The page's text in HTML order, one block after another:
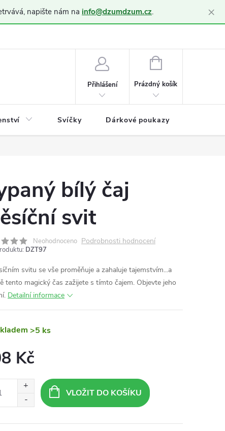
napište nám na info@dzumdzum.cz. ×
Přihlášení
NÁKUPNÍ
Prázdný košík
Svíčky Dárkové poukazy
bílý čaj
svit
Neohodnoceno Podrobnosti hodnocení
DZT97
svitu se vše proměňuje a zahaluje tajemstvím...a
tento magický čas zažijete s tímto čajem. Objevte jeho
Detailní informace
>5 ks
Kč
VLOŽIT DO KOŠÍKU